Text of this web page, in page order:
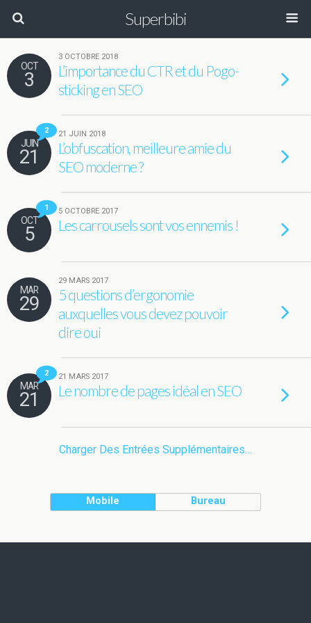
Superbibi
OCT
3
3 OCTOBRE 2018
L’importance du CTR et du Pogo-
sticking en SEO
2
JUIN
21
21 JUIN 2018
L’obfuscation, meilleure amie du
SEO moderne ?
1
OCT
5
5 OCTOBRE 2017
Les carrousels sont vos ennemis !
MAR
29
29 MARS 2017
5 questions d’ergonomie
auxquelles vous devez pouvoir
dire oui
2
MAR
21
21 MARS 2017
Le nombre de pages idéal en SEO
Charger Des Entrées Supplémentaires…
Mobile Bureau